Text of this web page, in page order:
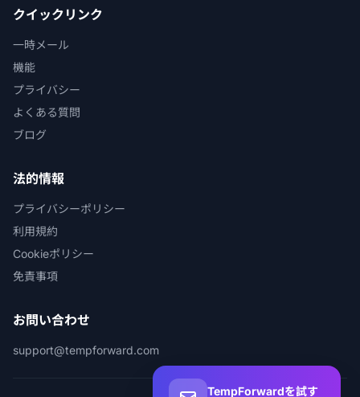
TempForwardを試す
クイックリンク
一時メール
機能
プライバシー
よくある質問
ブログ
法的情報
プライバシーポリシー
利用規約
Cookieポリシー
免責事項
お問い合わせ
support@tempforward.com